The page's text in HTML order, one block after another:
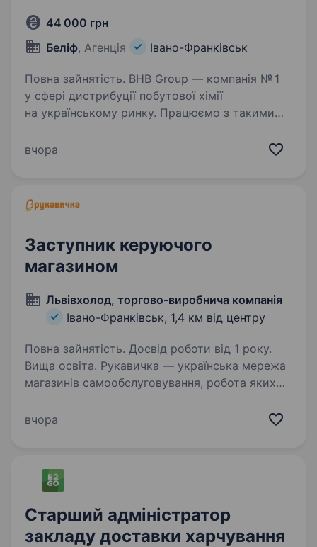
44 000 грн
Беліф, Агенція Івано-Франківськ
Повна зайнятість. BHB Group — компанія № 1
у сфері дистрибуції побутової хімії
на українському ринку. Працюємо з такими
Nutricia, Evyap, Essity, Kimberly-Clark, а також
вчора
Заступник керуючого
магазином
Львівхолод, торгово-виробнича компанія
Івано-Франківськ, 1,4 км від центру
Повна зайнятість. Досвід роботи від 1 року.
Вища освіта. Рукавичка — українська мережа
магазинів самообслуговування, робота яких
гостинності. Запрошуємо взяти участь
вчора
Старший адміністратор
закладу доставки харчування